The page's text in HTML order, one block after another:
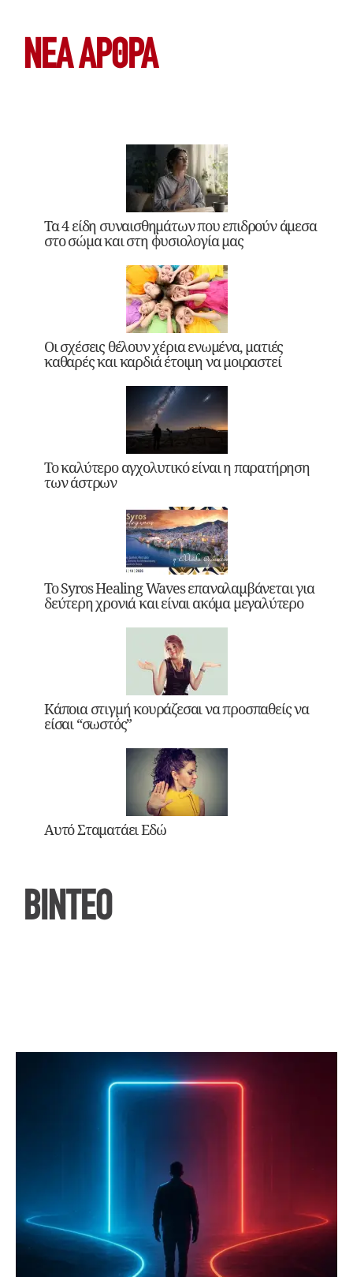
ΝΕΑ ΆΡΘΡΑ
Τα 4 είδη συναισθημάτων που επιδρούν άμεσα
στο σώμα και στη φυσιολογία μας
Οι σχέσεις θέλουν χέρια ενωμένα, ματιές
καθαρές και καρδιά έτοιμη να μοιραστεί
Το καλύτερο αγχολυτικό είναι η παρατήρηση
των άστρων
Το Syros Healing Waves επαναλαμβάνεται για
δεύτερη χρονιά και είναι ακόμα μεγαλύτερο
Κάποια στιγμή κουράζεσαι να προσπαθείς να
είσαι “σωστός”
Αυτό Σταματάει Εδώ
ΒΙΝΤΕΟ